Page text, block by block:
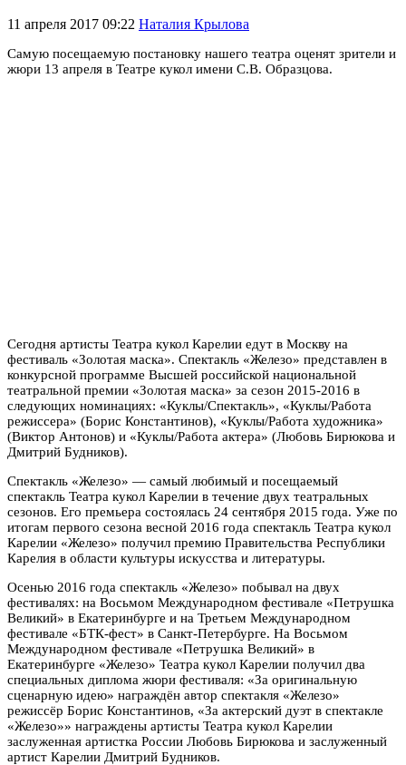
11 апреля 2017 09:22 Наталия Крылова
Самую посещаемую постановку нашего театра оценят зрители и
жюри 13 апреля в Театре кукол имени С.В. Образцова.
Сегодня артисты Театра кукол Карелии едут в Москву на
фестиваль «Золотая маска». Спектакль «Железо» представлен в
конкурсной программе Высшей российской национальной
театральной премии «Золотая маска» за сезон 2015-2016 в
следующих номинациях: «Куклы/Спектакль», «Куклы/Работа
режиссера» (Борис Константинов), «Куклы/Работа художника»
(Виктор Антонов) и «Куклы/Работа актера» (Любовь Бирюкова и
Дмитрий Будников).
Спектакль «Железо» — самый любимый и посещаемый
спектакль Театра кукол Карелии в течение двух театральных
сезонов. Его премьера состоялась 24 сентября 2015 года. Уже по
итогам первого сезона весной 2016 года спектакль Театра кукол
Карелии «Железо» получил премию Правительства Республики
Карелия в области культуры искусства и литературы.
Осенью 2016 года спектакль «Железо» побывал на двух
фестивалях: на Восьмом Международном фестивале «Петрушка
Великий» в Екатеринбурге и на Третьем Международном
фестивале «БТК-фест» в Санкт-Петербурге. На Восьмом
Международном фестивале «Петрушка Великий» в
Екатеринбурге «Железо» Театра кукол Карелии получил два
специальных диплома жюри фестиваля: «За оригинальную
сценарную идею» награждён автор спектакля «Железо»
режиссёр Борис Константинов, «За актерский дуэт в спектакле
«Железо»» награждены артисты Театра кукол Карелии
заслуженная артистка России Любовь Бирюкова и заслуженный
артист Карелии Дмитрий Будников.